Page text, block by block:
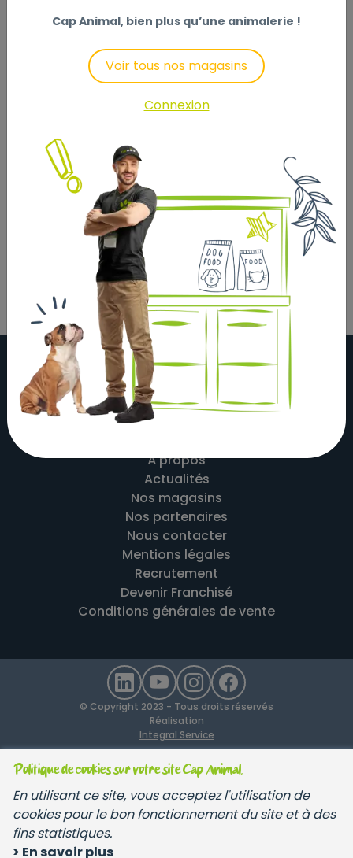
Politique de cookies sur votre site Cap Animal.
En utilisant ce site, vous acceptez l'utilisation de
cookies pour le bon fonctionnement du site et à des
fins statistiques.
> En savoir plus
Laisser un avis
Aliment complémentaire pour chiens. Friandise
naturele. Porc.
Oreilles de porc qualité A.
En vrac, à l'unité.
À propos
Actualités
Nos magasins
Nos partenaires
Nous contacter
Mentions légales
Recrutement
Devenir Franchisé
Conditions générales de vente
© Copyright 2023 - Tous droits réservés
Réalisation
Integral Service
Cap Animal, bien plus qu’une animalerie !
Voir tous nos magasins
Connexion